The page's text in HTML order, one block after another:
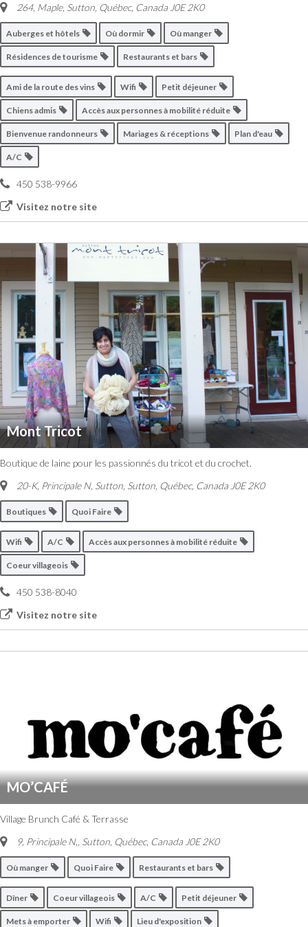
264, Maple, Sutton Québec, Canada J0E 2K0
Auberges et hôtels Où dormir Où manger
Résidences de tourisme Restaurants et bars
Ami de la route des vins Wifi Petit déjeuner
Chiens admis Accès aux personnes à mobilité réduite
Bienvenue randonneurs Mariages & réceptions Plan d'eau
A/C
450 538-9966
Visitez notre site
Mont Tricot
Boutique de laine pour les passionnés du tricot et du crochet.
20-K, Principale N, Sutton, Sutton, Québec, CanadaJ0E 2K0
Boutiques Quoi Faire
Wifi A/C Accès aux personnes à mobilité réduite
Coeur villageois
450 538-8040
Visitez notre site
MO’CAFÉ
Village Brunch Café & Terrasse
9, Principale N, Sutton, Québec, Canada J0E 2K0
Où manger Quoi Faire Restaurants et bars
Dîner Coeur villageois A/C Petit déjeuner
Mets à emporter Wifi Lieu d'exposition